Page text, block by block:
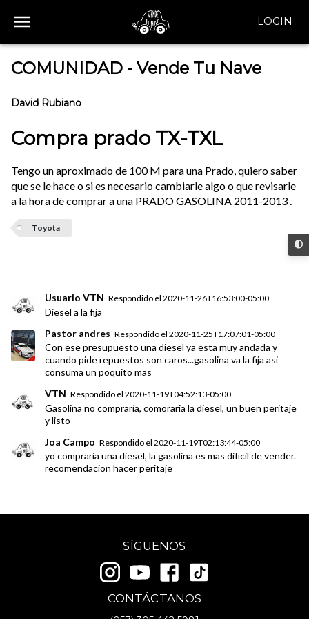
LOGIN
COMUNIDAD - Vende Tu Nave
David Rubiano
Compra prado TX-TXL
Tengo un aproximado de 100 M para una Prado, quiero saber
que se le hace o si es necesario cambiarle algo o que revisarle
a la hora de comprar a una PRADO GASOLINA 2011-2013 .
Toyota
Usuario VTN Respondido el2020-11-26T16:53:00-05:00
Diesel a la fija
Pastor andres Respondido el2020-11-25T17:07:01-05:00
Con ese presupuesto una diesel ya esta muy andada y
cuando pide repuestos son caros...gasolina va la fija asi
consuma un poquito mas
VTN Respondido el2020-11-19T04:52:13-05:00
Gasolina no compraría, comoraria la diesel, un buen peritaje
y listo
Joa Campo Respondido el2020-11-19T02:13:44-05:00
yo compraria una diesel, la gasolina es mas dificil de vender.
recomendacion hacer peritaje
SÍGUENOS
CONTÁCTANOS